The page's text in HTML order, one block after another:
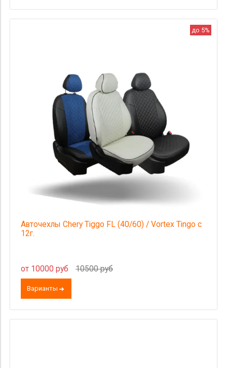
до 5%
Авточехлы Chery Tiggo FL (40/60) / Vortex Tingo с
12г.
от 10000 руб 10500 руб
Варианты